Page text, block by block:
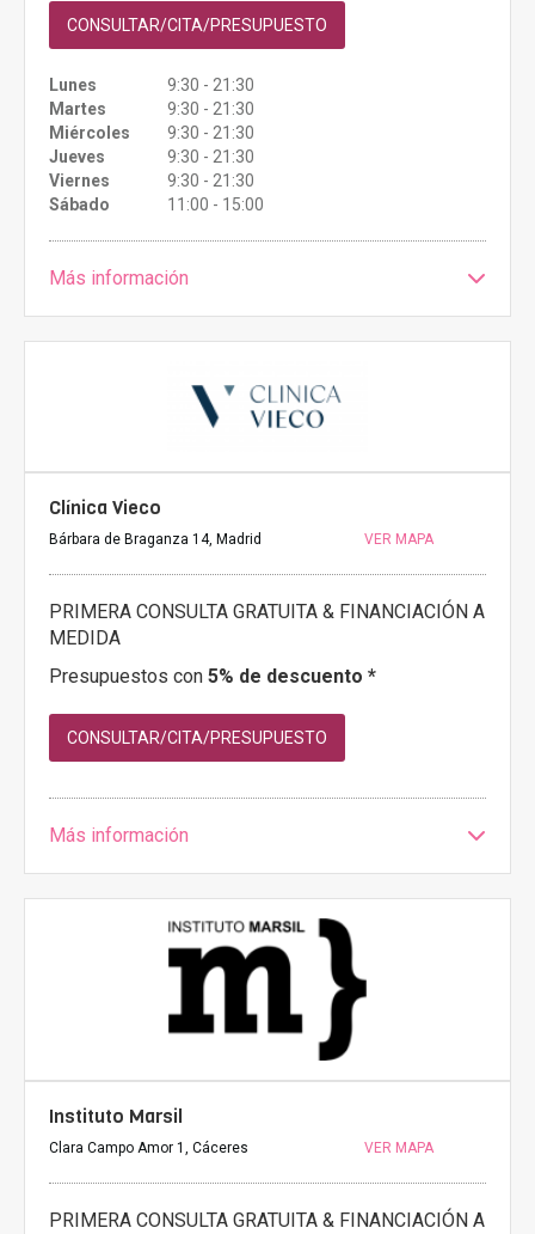
CONSULTAR/CITA/PRESUPUESTO
Lunes
9:30 - 21:30
Martes
9:30 - 21:30
Miércoles
9:30 - 21:30
Jueves
9:30 - 21:30
Viernes
9:30 - 21:30
Sábado
11:00 - 15:00
Más información
Clínica Vieco
Bárbara de Braganza 14, Madrid VER MAPA
PRIMERA CONSULTA GRATUITA & FINANCIACIÓN A
MEDIDA
Presupuestos con 5% de descuento *
CONSULTAR/CITA/PRESUPUESTO
Más información
Instituto Marsil
Clara Campo Amor 1, Cáceres VER MAPA
PRIMERA CONSULTA GRATUITA & FINANCIACIÓN A